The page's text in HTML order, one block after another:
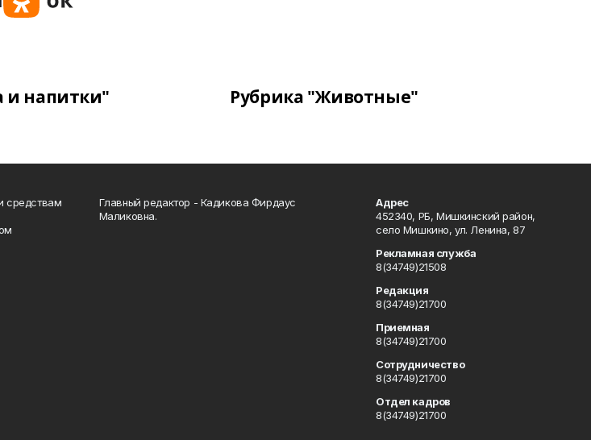
и напитки" Рубрика "Животные"
средствам
Главный редактор - Кадикова Фирдаус
Маликовна.
Адрес
452340, РБ, Мишкинский район,
село Мишкино, ул. Ленина, 87
Рекламная служба
8(34749)21508
Редакция
8(34749)21700
Приемная
8(34749)21700
Сотрудничество
8(34749)21700
Отдел кадров
8(34749)21700